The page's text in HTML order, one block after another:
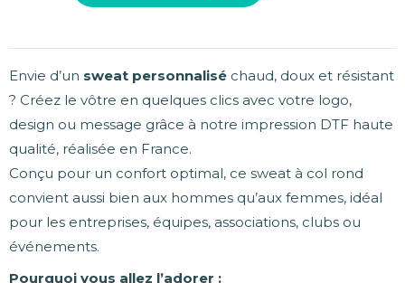
Envie d’un sweat personnalisé chaud, doux et résistant
? Créez le vôtre en quelques clics avec votre logo,
design ou message grâce à notre impression DTF haute
qualité, réalisée en France.
Conçu pour un confort optimal, ce sweat à col rond
convient aussi bien aux hommes qu’aux femmes, idéal
pour les entreprises, équipes, associations, clubs ou
événements.
Pourquoi vous allez l’adorer :